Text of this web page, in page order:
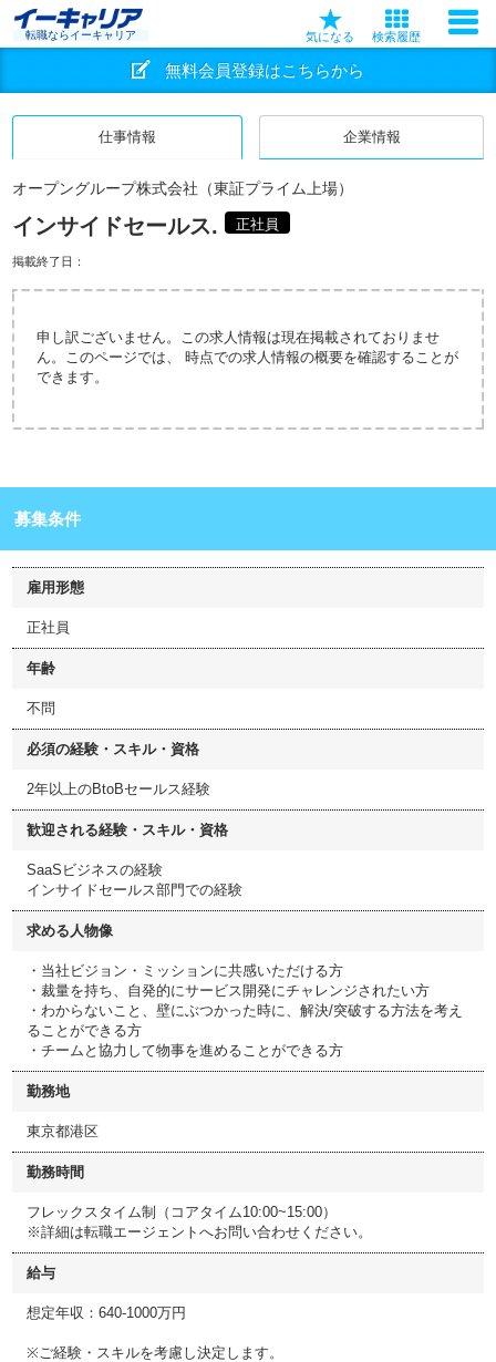
転職ならイーキャリア 気になる 検索履歴
無料会員登録はこちらから
仕事情報 企業情報
オープングループ株式会社（東証プライム上場）
インサイドセールス. 正社員
掲載終了日：
申し訳ございません。この求人情報は現在掲載されておりませ
ん。このページでは、 時点での求人情報の概要を確認することが
できます。
募集条件
雇用形態
正社員
年齢
不問
必須の経験・スキル・資格
2年以上のBtoBセールス経験
歓迎される経験・スキル・資格
SaaSビジネスの経験
インサイドセールス部門での経験
求める人物像
・当社ビジョン・ミッションに共感いただける方
・裁量を持ち、自発的にサービス開発にチャレンジされたい方
・わからないこと、壁にぶつかった時に、解決/突破する方法を考え
ることができる方
・チームと協力して物事を進めることができる方
勤務地
東京都港区
勤務時間
フレックスタイム制（コアタイム10:00~15:00）
※詳細は転職エージェントへお問い合わせください。
給与
想定年収：640-1000万円
※ご経験・スキルを考慮し決定します。